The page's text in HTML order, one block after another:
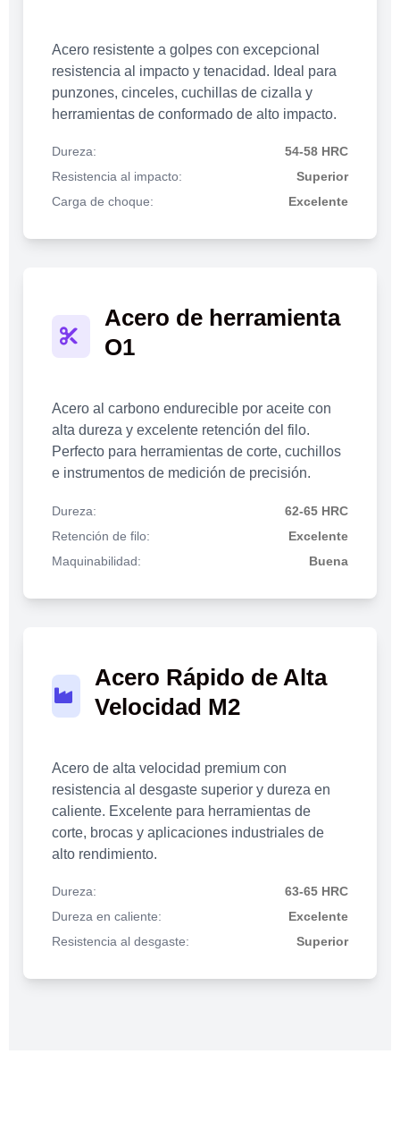
Acero resistente a golpes con excepcional
resistencia al impacto y tenacidad. Ideal para
punzones, cinceles, cuchillas de cizalla y
herramientas de conformado de alto impacto.
Dureza:
54-58 HRC
Resistencia al impacto:
Superior
Carga de choque:
Excelente
Acero de herramienta
O1
Acero al carbono endurecible por aceite con
alta dureza y excelente retención del filo.
Perfecto para herramientas de corte, cuchillos
e instrumentos de medición de precisión.
Dureza:
62-65 HRC
Retención de filo:
Excelente
Maquinabilidad:
Buena
Acero Rápido de Alta
Velocidad M2
Acero de alta velocidad premium con
resistencia al desgaste superior y dureza en
caliente. Excelente para herramientas de
corte, brocas y aplicaciones industriales de
alto rendimiento.
Dureza:
63-65 HRC
Dureza en caliente:
Excelente
Resistencia al desgaste:
Superior